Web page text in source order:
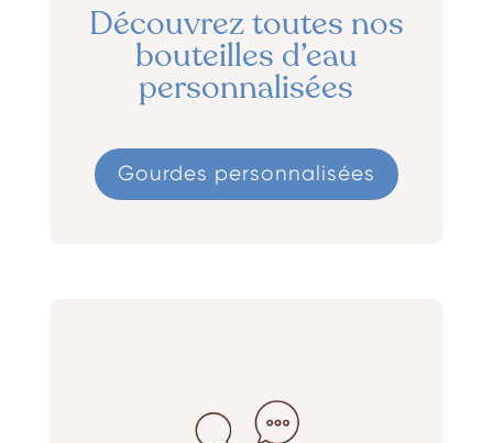
Découvrez toutes nos
bouteilles d’eau
personnalisées
Gourdes personnalisées